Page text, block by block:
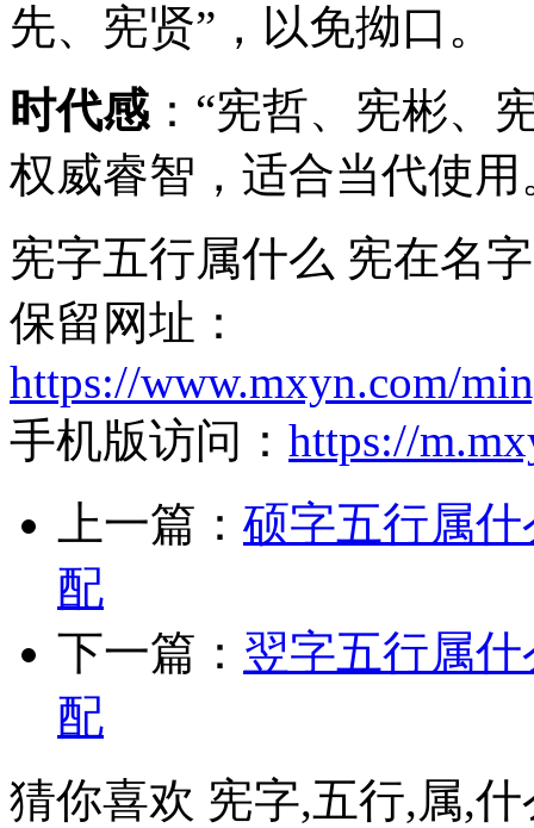
先、宪贤”，以免拗口。
时代感 ：“宪哲、宪彬、
权威睿智，适合当代使用
宪字五行属什么 宪在名
保留网址：
https://www.mxyn.com/
手机版访问： https://
上一篇： 硕字五行属
配
下一篇： 翌字五行属
配
猜你喜欢 宪字,五行,属,